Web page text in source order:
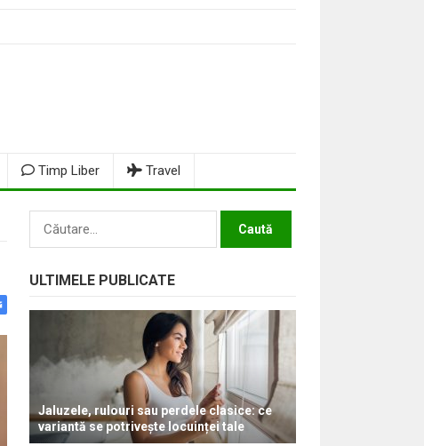
Timp Liber Travel
Caută
ULTIMELE PUBLICATE
Jaluzele, rulouri sau perdele clasice: ce
variantă se potrivește locuinței tale